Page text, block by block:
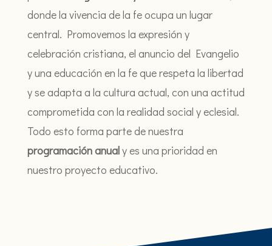
donde la vivencia de la fe ocupa un lugar
central. Promovemos la expresión y
celebración cristiana, el anuncio del Evangelio
y una educación en la fe que respeta la libertad
y se adapta a la cultura actual, con una actitud
comprometida con la realidad social y eclesial.
Todo esto forma parte de nuestra
programación anualy es una prioridad en
nuestro proyecto educativo.